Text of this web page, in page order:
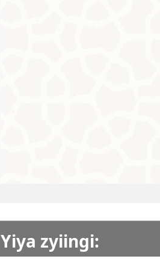
Yiya zyiingi: